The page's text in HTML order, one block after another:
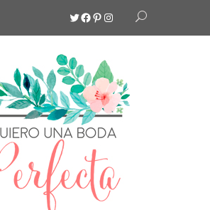
Twitter
Facebook
Pinterest
Instagram